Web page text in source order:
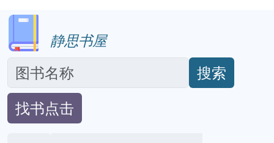
静思书屋
搜索
找书点击